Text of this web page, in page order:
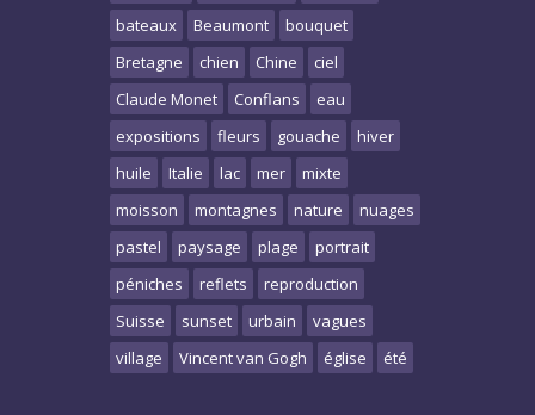
bateaux
Beaumont
bouquet
Bretagne
chien Chine
ciel
Claude Monet
Conflans
eau
expositions
fleurs gouache
hiver
huile
Italie lac mer
mixte
moisson
montagnes nature
nuages
pastel
paysage plage
portrait
péniches
reflets
reproduction
Suisse
sunset urbain
vagues
village
Vincent van Gogh église été